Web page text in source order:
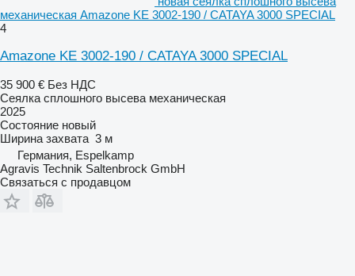
механическая Amazone KE 3002-190 / CATAYA 3000 SPECIAL
4
Amazone KE 3002-190 / CATAYA 3000 SPECIAL
35 900 € Без НДС
Сеялка сплошного высева механическая
2025
Состояние новый
Ширина захвата 3 м
Германия, Espelkamp
Agravis Technik Saltenbrock GmbH
Связаться с продавцом